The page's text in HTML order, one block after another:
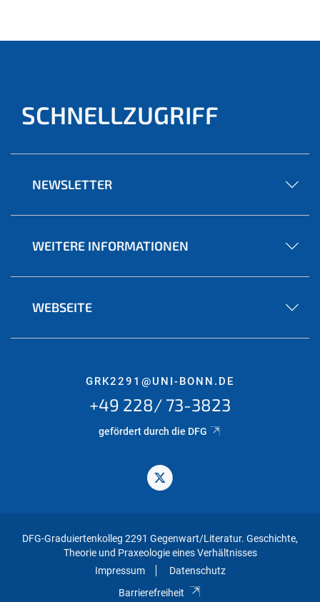
SCHNELLZUGRIFF
NEWSLETTER
WEITERE INFORMATIONEN
WEBSEITE
GRK2291@UNI-BONN.DE
+49 228/ 73-3823
gefördert durch die DFG
DFG-Graduiertenkolleg 2291 Gegenwart/Literatur. Geschichte,
Theorie und Praxeologie eines Verhältnisses
Impressum
Datenschutz
Barrierefreiheit